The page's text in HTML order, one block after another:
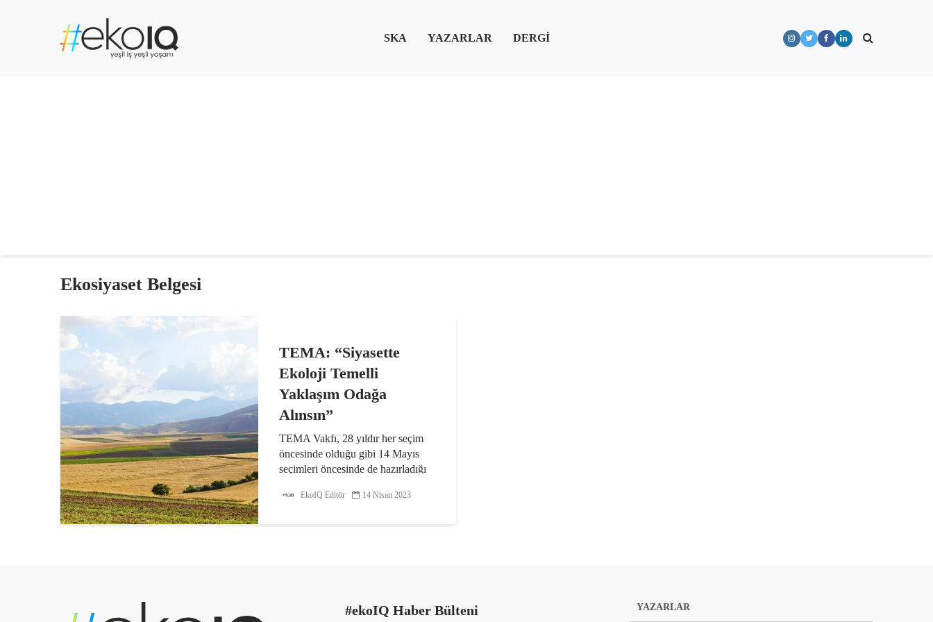
SKA YAZARLAR DERGİ
Ekosiyaset Belgesi
TEMA: “Siyasette
Ekoloji Temelli
Yaklaşım Odağa
Alınsın”
TEMA Vakfı, 28 yıldır her seçim
öncesinde olduğu gibi 14 Mayıs
seçimleri öncesinde de hazırladığı
partilere, siyasette ekoloji temelli
EkoIQ Editör 14 Nisan 2023
#ekoIQ Haber Bülteni YAZARLAR